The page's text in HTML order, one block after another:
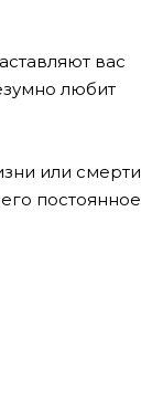
вас
любит
или смерти
постоянное